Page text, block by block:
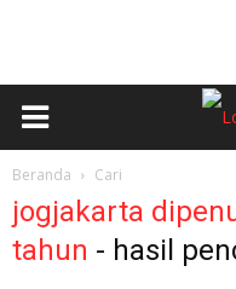
Beranda Cari
jogjakarta
tahun - hasil